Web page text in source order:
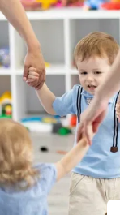
kleine, feine
mit
&
„s’Kessei“
mit